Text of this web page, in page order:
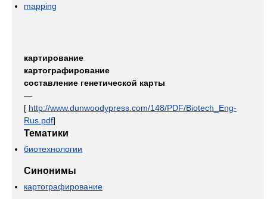
mapping
картирование
картографирование
составление генетической карты
—
[ http://www.dunwoodypress.com/148/PDF/Biotech_Eng-
Rus.pdf]
Тематики
биотехнологии
Синонимы
картографирование